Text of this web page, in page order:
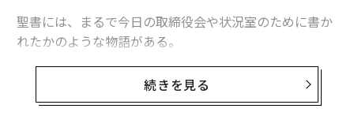
3. ベンダーポートフォリオの簡素化
これはおそらく最も重要な変化だ。新型コロナウイルス
感染症の流行期間中、技術人材の不足により、組織は急
速にベンダーを追加し、サプライヤーポートフォリオが
聖書には、まるで今日の取締役会や状況室のために書か
れたかのような物語がある。
それはこういう話だ。かつて囚人であり部外者だったヨ
セフが、エジプトの生存を支える戦略的設計者となる。
続きを見る